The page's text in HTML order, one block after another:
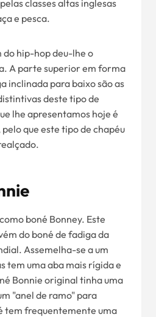
classes altas inglesas
e pesca.
do hip-hop deu-lhe o
A parte superior em forma
inclinada para baixo são as
deste tipo de
lhe apresentamos hoje é
que este tipo de chapéu
boné Bonney. Este
do boné de fadiga da
Assemelha-se a um
tem uma aba mais rígida e
Bonnie original tinha uma
"anel de ramo" para
tem frequentemente uma